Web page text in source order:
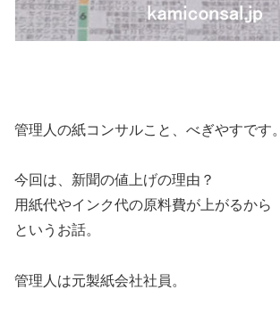
管理人の紙コンサルこと、べぎやすです。
今回は、新聞の値上げの理由？
用紙代やインク代の原料費が上がるから
というお話。
管理人は元製紙会社社員。